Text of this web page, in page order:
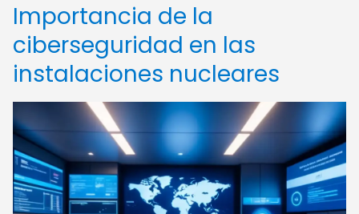
Importancia de la
ciberseguridad en las
instalaciones nucleares